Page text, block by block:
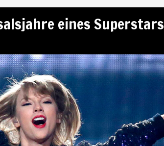
eines Superstars